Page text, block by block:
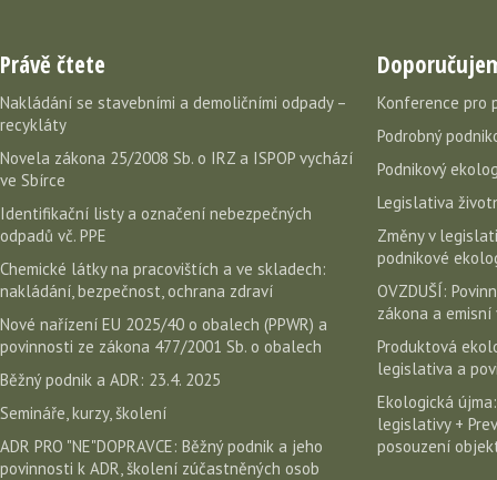
Právě čtete
Nakládání se stavebními a demoličními odpady –
recykláty
Novela zákona 25/2008 Sb. o IRZ a ISPOP vychází
ve Sbírce
Identifikační listy a označení nebezpečných
odpadů vč. PPE
Chemické látky na pracovištích a ve skladech:
nakládání, bezpečnost, ochrana zdraví
Nové nařízení EU 2025/40 o obalech (PPWR) a
povinnosti ze zákona 477/2001 Sb. o obalech
Běžný podnik a ADR: 23.4. 2025
Semináře, kurzy, školení
ADR PRO "NE"DOPRAVCE: Běžný podnik a jeho
povinnosti k ADR, školení zúčastněných osob
Konference pro
Podrobný
Podnikový
Legislativa
Změny v
podnikové
OVZDUŠÍ:
zákona a emisní
Produktová
legislativa a
Ekologická
legislativy +
posouzení